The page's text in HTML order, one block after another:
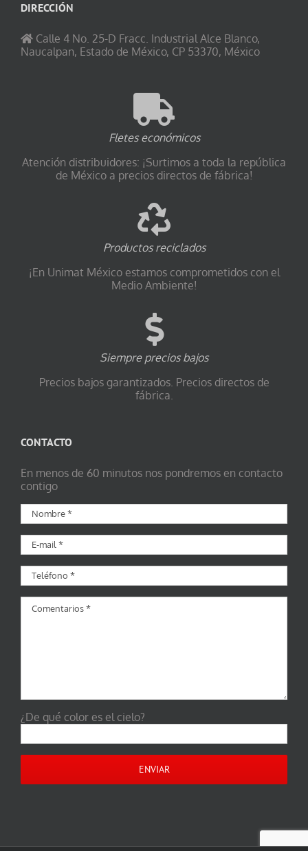
DIRECCIÓN
Calle 4 No. 25-D Fracc. Industrial Alce Blanco,
Naucalpan, Estado de México, CP 53370, México
Fletes económicos
Atención distribuidores: ¡Surtimos a toda la república
de México a precios directos de fábrica!
Productos reciclados
¡En Unimat México estamos comprometidos con el
Medio Ambiente!
Siempre precios bajos
Precios bajos garantizados. Precios directos de
fábrica.
CONTACTO
En menos de 60 minutos nos pondremos en contacto
contigo
¿De qué color es el cielo?